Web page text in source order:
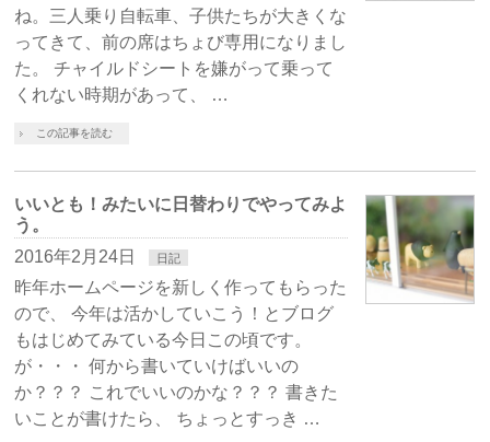
ね。三人乗り自転車、子供たちが大きくな
ってきて、前の席はちょび専用になりまし
た。 チャイルドシートを嫌がって乗って
くれない時期があって、 …
この記事を読む
いいとも！みたいに日替わりでやってみよ
う。
2016年2月24日
日記
昨年ホームページを新しく作ってもらった
ので、 今年は活かしていこう！とブログ
もはじめてみている今日この頃です。
が・・・ 何から書いていけばいいの
か？？？ これでいいのかな？？？ 書きた
いことが書けたら、 ちょっとすっき …